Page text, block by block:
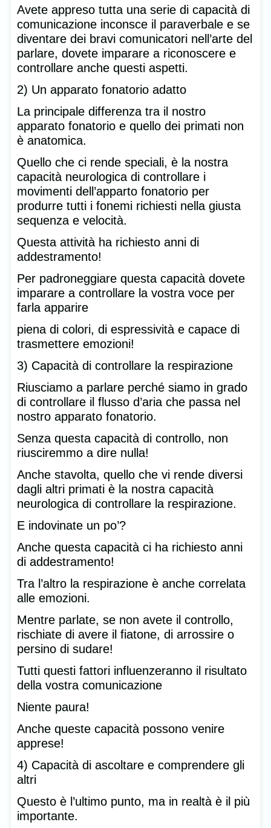
Avete appreso tutta una serie di capacità di
comunicazione inconsce il paraverbale e se
diventare dei bravi comunicatori nell’arte del
parlare, dovete imparare a riconoscere e
controllare anche questi aspetti.
2) Un apparato fonatorio adatto
La principale differenza tra il nostro
apparato fonatorio e quello dei primati non
è anatomica.
Quello che ci rende speciali, è la nostra
capacità neurologica di controllare i
movimenti dell’apparto fonatorio per
produrre tutti i fonemi richiesti nella giusta
sequenza e velocità.
Questa attività ha richiesto anni di
addestramento!
Per padroneggiare questa capacità dovete
imparare a controllare la vostra voce per
farla apparire
piena di colori, di espressività e capace di
trasmettere emozioni!
3) Capacità di controllare la respirazione
Riusciamo a parlare perché siamo in grado
di controllare il flusso d’aria che passa nel
nostro apparato fonatorio.
Senza questa capacità di controllo, non
riusciremmo a dire nulla!
Anche stavolta, quello che vi rende diversi
dagli altri primati è la nostra capacità
neurologica di controllare la respirazione.
E indovinate un po’?
Anche questa capacità ci ha richiesto anni
di addestramento!
Tra l’altro la respirazione è anche correlata
alle emozioni.
Mentre parlate, se non avete il controllo,
rischiate di avere il fiatone, di arrossire o
persino di sudare!
Tutti questi fattori influenzeranno il risultato
della vostra comunicazione
Niente paura!
Anche queste capacità possono venire
apprese!
4) Capacità di ascoltare e comprendere gli
altri
Questo è l’ultimo punto, ma in realtà è il più
importante.